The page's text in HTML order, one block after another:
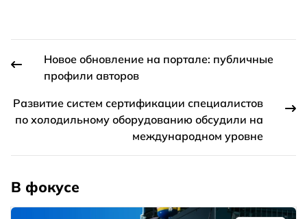
Новое обновление на портале: публичные
профили авторов
Развитие систем сертификации специалистов
по холодильному оборудованию обсудили на
международном уровне
В фокусе